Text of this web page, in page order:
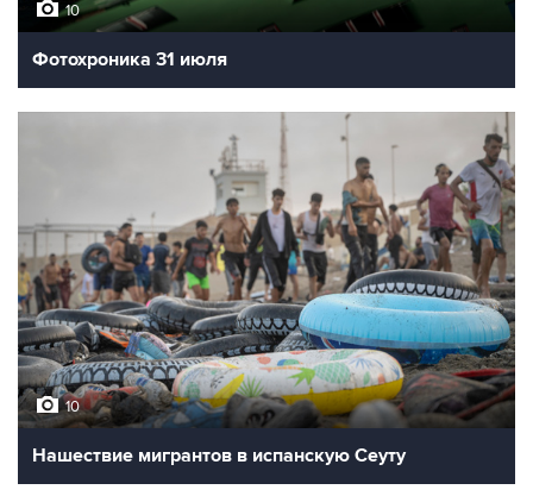
10
Фотохроника 31 июля
10
Нашествие мигрантов в испанскую Сеуту